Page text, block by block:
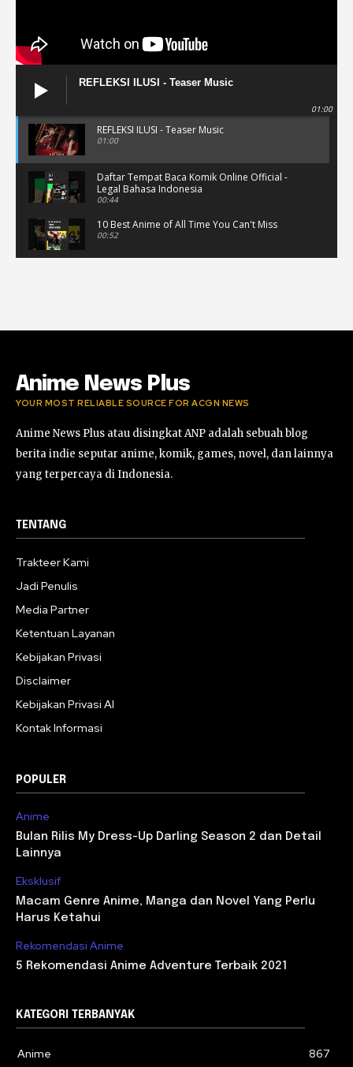
REFLEKSI ILUSI - Teaser Music
01:00
REFLEKSI ILUSI - Teaser Music
01:00
Daftar Tempat Baca Komik Online Official -
Legal Bahasa Indonesia
00:44
10 Best Anime of All Time You Can't Miss
00:52
02:47
Anime News Plus
YOUR MOST RELIABLE SOURCE FOR ACGN NEWS
Anime News Plus atau disingkat ANP adalah sebuah blog
berita indie seputar anime, komik, games, novel, dan lainnya
yang terpercaya di Indonesia.
TENTANG
Trakteer Kami
Jadi Penulis
Media Partner
Ketentuan Layanan
Kebijakan Privasi
Disclaimer
Kebijakan Privasi AI
Kontak Informasi
POPULER
Anime
Bulan Rilis My Dress-Up Darling Season 2 dan Detail
Lainnya
Eksklusif
Macam Genre Anime, Manga dan Novel Yang Perlu
Harus Ketahui
Rekomendasi Anime
5 Rekomendasi Anime Adventure Terbaik 2021
KATEGORI TERBANYAK
Anime 867